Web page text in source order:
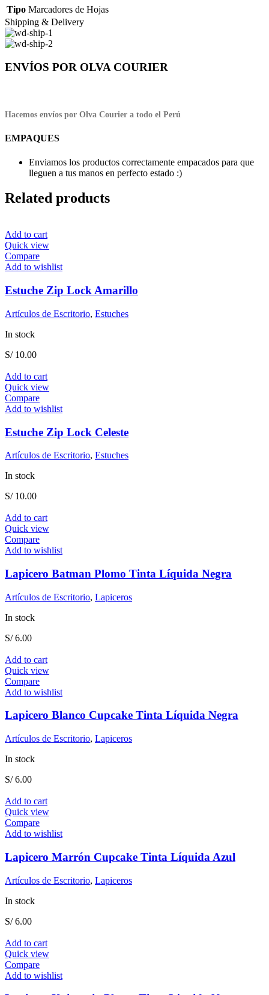
Tipo Marcadores de Hojas
Shipping & Delivery
ENVÍOS POR OLVA COURIER
Hacemos envíos por Olva Courier a todo el Perú
EMPAQUES
Enviamos los productos correctamente empacados para que
lleguen a tus manos en perfecto estado :)
Related products
Add to cart
Quick view
Compare
Add to wishlist
Estuche Zip Lock Amarillo
Artículos de Escritorio, Estuches
In stock
S/10.00
Add to cart
Quick view
Compare
Add to wishlist
Estuche Zip Lock Celeste
Artículos de Escritorio, Estuches
In stock
S/10.00
Add to cart
Quick view
Compare
Add to wishlist
Lapicero Batman Plomo Tinta Líquida Negra
Artículos de Escritorio, Lapiceros
In stock
S/6.00
Add to cart
Quick view
Compare
Add to wishlist
Lapicero Blanco Cupcake Tinta Líquida Negra
Artículos de Escritorio, Lapiceros
In stock
S/6.00
Add to cart
Quick view
Compare
Add to wishlist
Lapicero Marrón Cupcake Tinta Líquida Azul
Artículos de Escritorio, Lapiceros
In stock
S/6.00
Add to cart
Quick view
Compare
Add to wishlist